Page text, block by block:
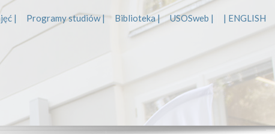
| Programy studiów | Biblioteka | USOSweb | | ENGLISH